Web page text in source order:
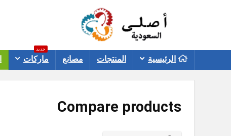
الرئيسية المنتجات مصانع ماركات
جديد
Compare products